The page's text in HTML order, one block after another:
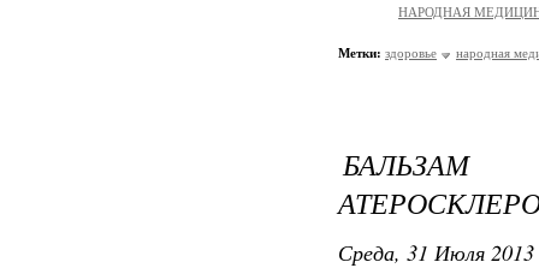
НАРОДНАЯ
Метки: здоровье народная
Среда, 31 Июля